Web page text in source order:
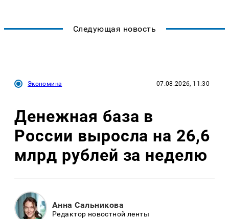
Следующая новость
Экономика 07.08.2026, 11:30
Денежная база в
России выросла на 26,6
млрд рублей за неделю
Анна Сальникова
Редактор новостной ленты